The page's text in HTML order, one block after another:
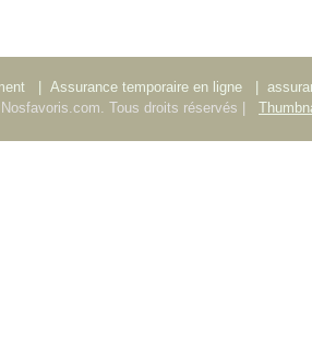
Assurance temporaire en ligne
Tous droits réservés |